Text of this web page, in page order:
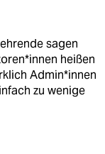
sagen
heißen
Admin*innen
zu wenige